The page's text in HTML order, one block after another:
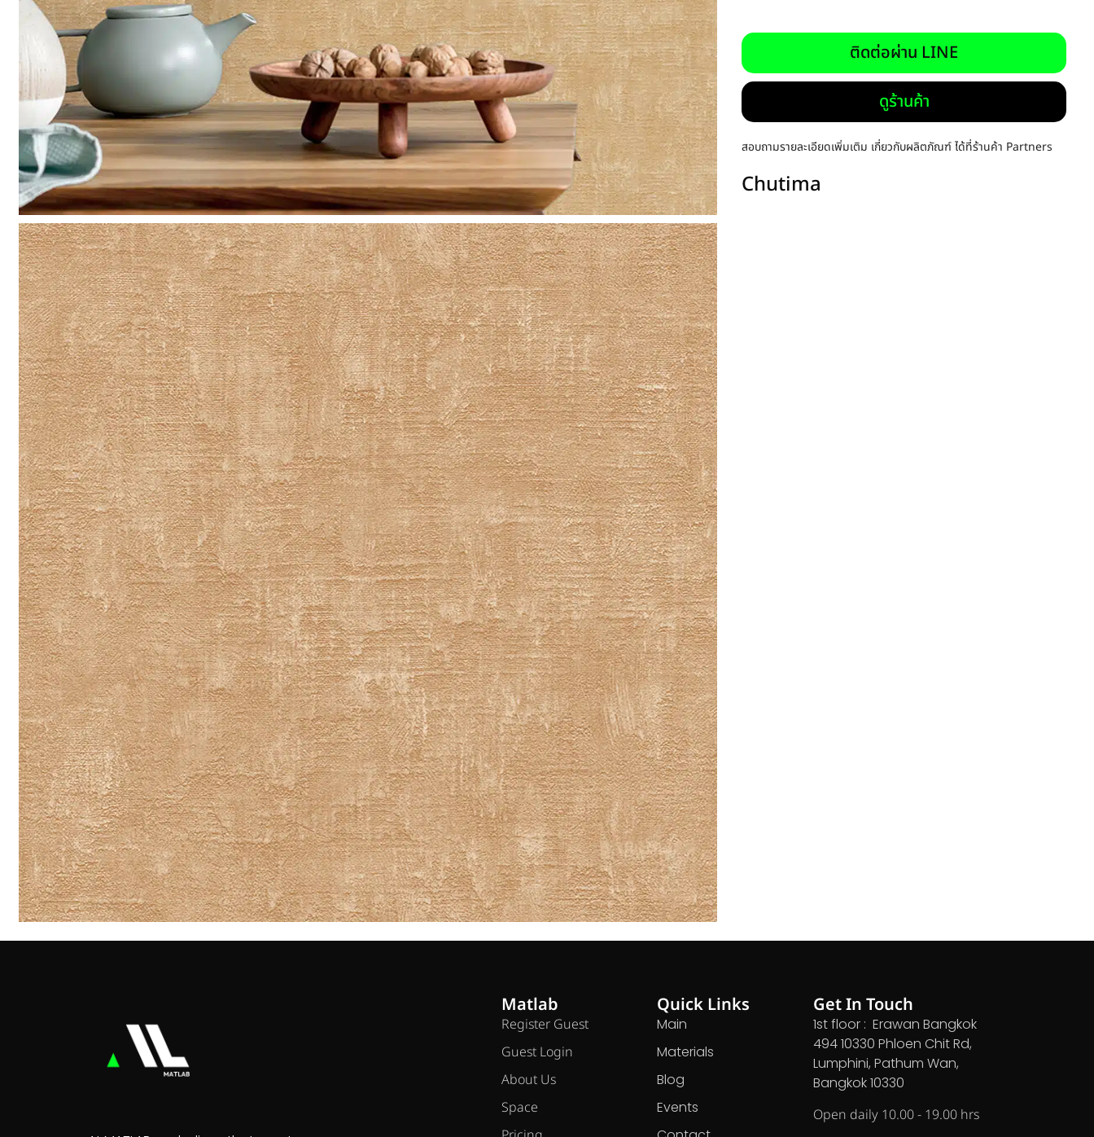
ติดต่อผ่าน LINE
ดูร้านค้า
สอบถามรายละเอียดเพิ่มเติม เกี่ยวกับผลิตภัณฑ์ ได้ที่ร้านค้า Partners
Chutima
Matlab
Register Guest
Guest Login
About Us
Space
Quick Links
Main
Materials
Blog
Events
Get In Touch
1st floor : Erawan Bangkok
494 10330 Phloen Chit Rd,
Lumphini, Pathum Wan,
Bangkok 10330
Open daily 10.00 - 19.00 hrs